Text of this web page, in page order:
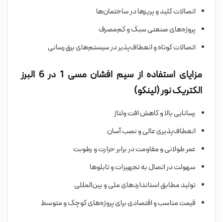
اتصالات کلید و پریزها در ساختمان‌ها
پروژه‌های صنعتی سبک و کم‌مصرف
اتصالات کوتاه و انعطاف‌پذیر در سیستم‌های برق‌رسانی
مزایای استفاده از سیم افشان مسی 1 در 6 البرز
الکتریک نور (لینکو)
رسانایی بالا و کاهش افت ولتاژ
انعطاف‌پذیری عالی و نصب آسان
عمر طولانی و مقاومت در برابر حرارت و رطوبت
سهولت در اتصال به تجهیزات و تابلوها
تولید مطابق استانداردهای ملی و بین‌المللی
قیمت مناسب و اقتصادی برای پروژه‌های کوچک و متوسط